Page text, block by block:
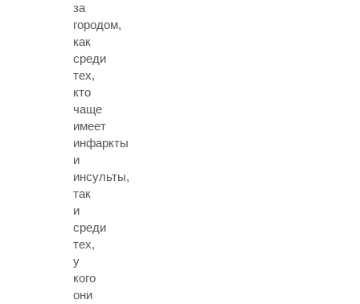
за
городом,
как
среди
тех,
кто
чаще
имеет
инфаркты
и
инсульты,
так
и
среди
тех,
у
кого
они